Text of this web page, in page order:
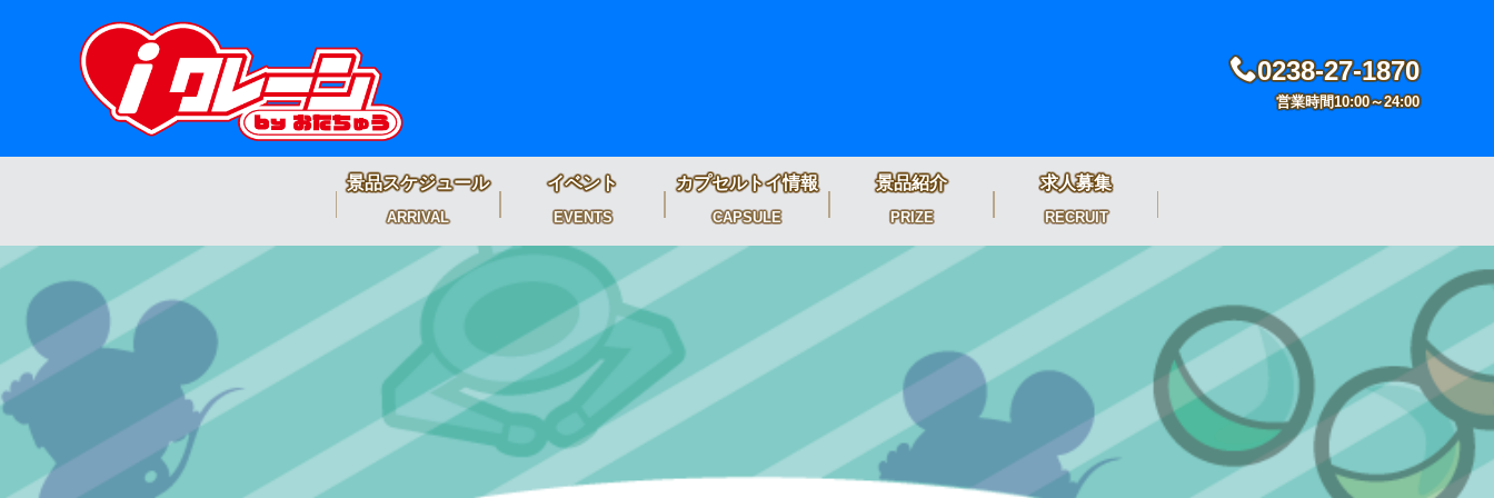
0238-27-1870
営業時間10:00～24:00
景品スケジュール
ARRIVAL
イベント
EVENTS
カプセルトイ情報
CAPSULE
景品紹介
PRIZE
求人募集
RECRUIT